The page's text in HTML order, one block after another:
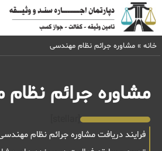
خانه » مشاوره جرائم نظام مهندسی
مشاوره جرائم